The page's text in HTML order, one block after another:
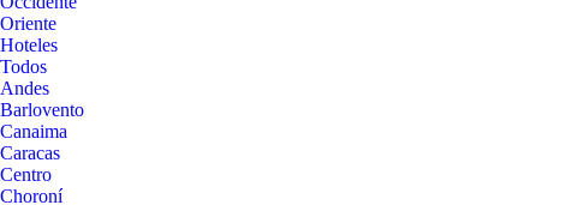
Oriente
Hoteles
Todos
Andes
Barlovento
Canaima
Caracas
Centro
Choroní